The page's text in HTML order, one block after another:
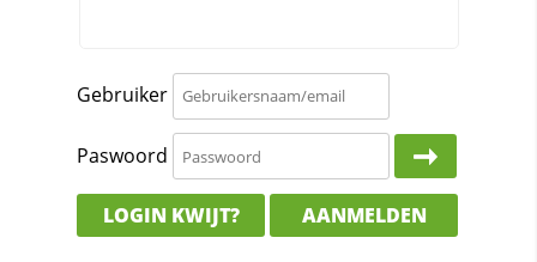
Gebruiker
Paswoord
LOGIN KWIJT? AANMELDEN